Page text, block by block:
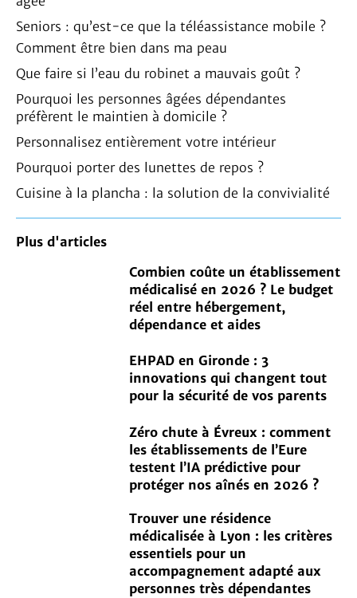
Seniors : qu’est-ce que la téléassistance mobile ?
Comment être bien dans ma peau
Que faire si l’eau du robinet a mauvais goût ?
Pourquoi les personnes âgées dépendantes
préfèrent le maintien à domicile ?
Personnalisez entièrement votre intérieur
Pourquoi porter des lunettes de repos ?
Cuisine à la plancha : la solution de la convivialité
Plus d'articles
Combien coûte un établissement
médicalisé en 2026 ? Le budget
réel entre hébergement,
dépendance et aides
EHPAD en Gironde : 3
innovations qui changent tout
pour la sécurité de vos parents
Zéro chute à Évreux : comment
les établissements de l’Eure
testent l’IA prédictive pour
protéger nos aînés en 2026 ?
Trouver une résidence
médicalisée à Lyon : les critères
essentiels pour un
accompagnement adapté aux
personnes très dépendantes